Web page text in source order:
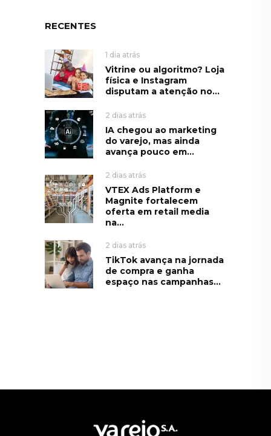
RECENTES
1 dia atrás
Vitrine ou algoritmo? Loja
física e Instagram
disputam a atenção no...
2 dias atrás
IA chegou ao marketing
do varejo, mas ainda
avança pouco em...
2 dias atrás
VTEX Ads Platform e
Magnite fortalecem
oferta em retail media
na...
2 dias atrás
TikTok avança na jornada
de compra e ganha
espaço nas campanhas...